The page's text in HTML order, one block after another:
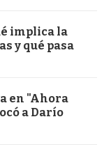
implica la
y qué pasa
en "Ahora
a Darío